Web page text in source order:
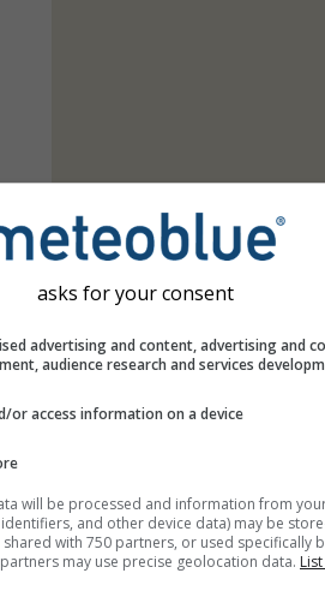
asks for your consent
advertising and content, advertising and
audience research and services
or access information on a device
will be processed and information from
and other device data) may be
shared with 750 partners, or used specifically
may use precise geolocation data.